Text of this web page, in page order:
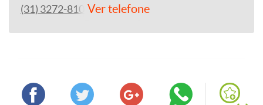
(31) 3272-8102Ver telefone